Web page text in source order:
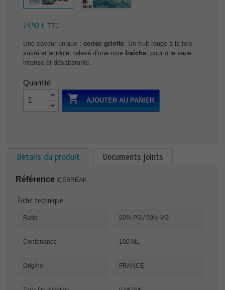
23,90 € TTC
Une saveur unique : cerise griotte. Un fruit rouge à la fois
sucré et acidulé, relevé d’une note fraîche, pour une vape
intense et désaltérante.
Quantité
 AJOUTER AU PANIER
Détails du produit Documents joints
Référence ICEBREAK
Fiche technique
Ratio 50% PG / 50% VG
Contenance 100 ML
Origine FRANCE